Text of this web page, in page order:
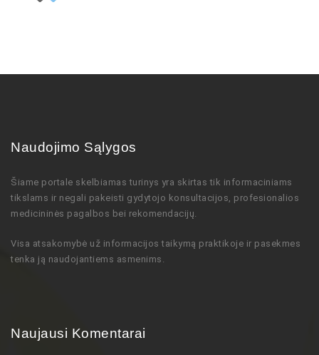
Naudojimo Sąlygos
Šiame portale skelbiamas turinys yra skirtas tik informaciniams
tikslams ir negali pakeisti gydytojo konsultacijos, profesionalios
medicininės pagalbos bei rekomendacijų
Visa atsakomybė už informacijos taikymą praktikoje ir pasekmes
tenka ją naudojantiems asmenims.
Naujausi Komentarai